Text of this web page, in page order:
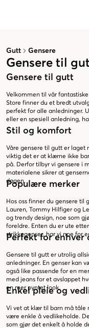
Gutt Gensere
Gensere til
Gensere til gutt
Velkommen til vår
Store finner du et bredt
perfekt for alle anledninger.
eller en spesiell anledning,
Stil og komfort
Våre gensere til gutt er laget
viktig det er at klærne ikke
på. Derfor tilbyr vi gensere i
materialene sikrer at
dagen.
Populære merker
Hos oss finner du gensere
Lauren, Tommy Hilfiger og
og trendy design, noe som
foreldre. Enten du er ute
strikkegenser, har vi noe for
Perfekt for enhver
Gensere til gutt er utrolig
anledninger. En genser kan
også like passende for en
med jeans for et avslappet
en mer pyntet look.
Enkel pleie og
Vi vet at klær til barn må tåle
være enkle å vedlikeholde.
som gjør det enkelt å holde